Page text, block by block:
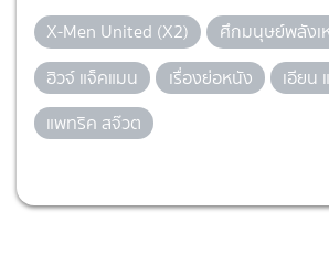
X-Men United (X2)
ศึกมนุษย์พลังเ
ฮิวจ์ แจ็คแมน
เรื่องย่อหนัง
เอียน
แพทริค สจ๊วต